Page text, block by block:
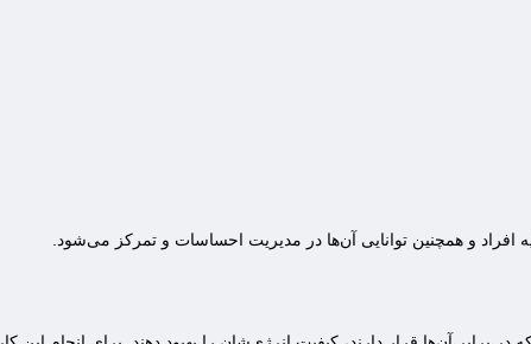
و همچنین توانایی آن‌ها در مدیریت احساسات و تمرکز می‌شود.